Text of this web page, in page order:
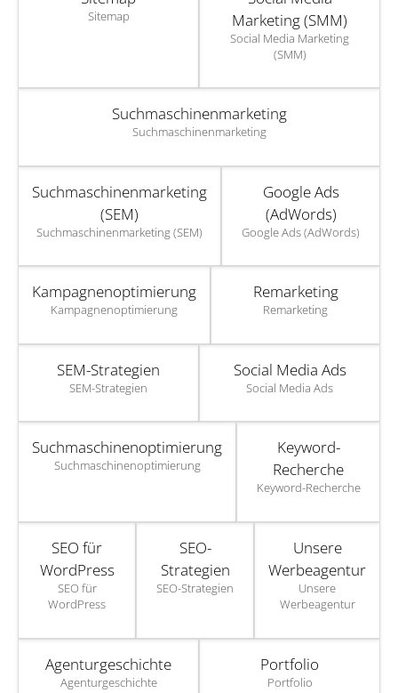
Sitemap
Marketing (SMM)
Social Media Marketing
(SMM)
Suchmaschinenmarketing
Suchmaschinenmarketing
Suchmaschinenmarketing
(SEM)
Suchmaschinenmarketing (SEM)
Google Ads
(AdWords)
Google Ads (AdWords)
Kampagnenoptimierung
Kampagnenoptimierung
Remarketing
Remarketing
SEM-Strategien
SEM-Strategien
Social Media Ads
Social Media Ads
Suchmaschinenoptimierung
Suchmaschinenoptimierung
Keyword-
Recherche
Keyword-Recherche
SEO für
WordPress
SEO für
WordPress
SEO-
Strategien
SEO-Strategien
Unsere
Werbeagentur
Unsere
Werbeagentur
Agenturgeschichte
Agenturgeschichte
Portfolio
Portfolio